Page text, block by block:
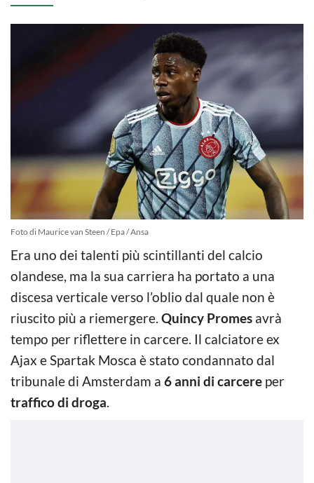
Foto di Maurice van Steen / Epa / Ansa
Era uno dei talenti più scintillanti del calcio
olandese, ma la sua carriera ha portato a una
discesa verticale verso l’oblio dal quale non è
riuscito più a riemergere. Quincy Promes avrà
tempo per riflettere in carcere. Il calciatore ex
Ajax e Spartak Mosca è stato condannato dal
tribunale di Amsterdam a 6 anni di carcere per
traffico di droga.